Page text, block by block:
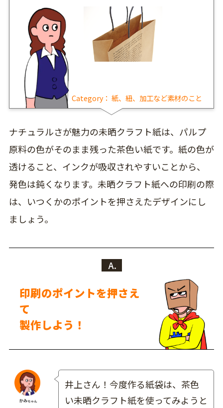
Category：紙、紐、加工など素材のこと
ナチュラルさが魅力の未晒クラフト紙は、パルプ
原料の色がそのまま残った茶色い紙です。紙の色が
透けること、インクが吸収されやすいことから、
発色は鈍くなります。未晒クラフト紙への印刷の際
は、いつくかのポイントを押さえたデザインにし
ましょう。
A.
印刷のポイントを押さえ
て
製作しよう！
井上さん！今度作る紙袋は、茶色
い未晒クラフト紙を使ってみようと